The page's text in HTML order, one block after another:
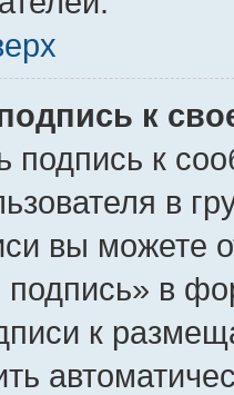
к
подпись к
в
вы можете
подпись» в
к